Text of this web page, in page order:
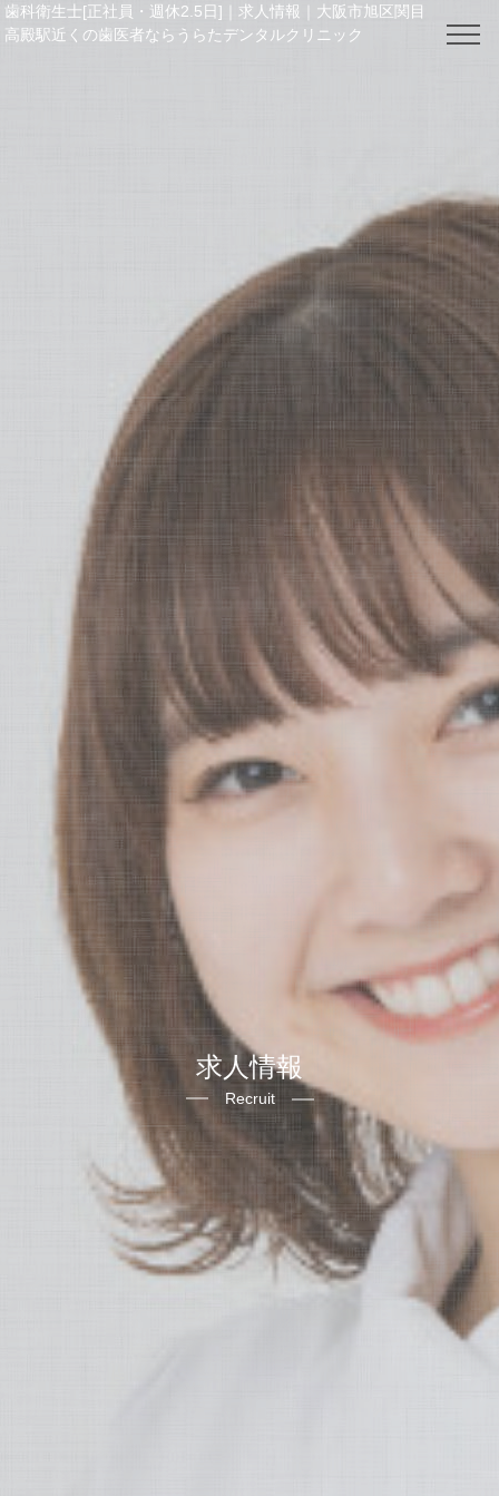
歯科衛生士[正社員・週休2.5日]｜求人情報｜大阪市旭区関目
高殿駅近くの歯医者ならうらたデンタルクリニック
クリニック紹介
院長・スタッフ紹介
お知らせ / ブログ
歯の審美
顎関節症治療
入れ歯（義歯）
ホワイトニング
インプラント
歯科用CT
歯周病治療
治療について
骨が少ない場合のインプラント
求人情報
Recruit